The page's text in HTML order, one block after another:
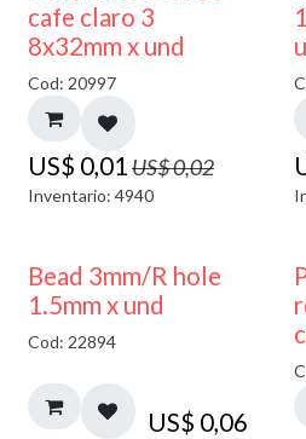
50% DESCUENTO
cafe claro 3
8x32mm x und
Cod: 20997
US$ 0,01US$0,02
Inventario: 4940
Bead 3mm/R hole
1.5mm x und
Cod: 22894
US$ 0,06